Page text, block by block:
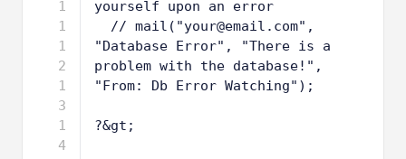
6
7
8
9
// If you wish to email
yourself upon an error
// mail("your@email.com",
"Database Error", "There is a
"From: Db Error Watching");